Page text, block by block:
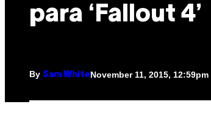
para ‘Fallout 4’
By Sam WhiteNovember 11, 2015, 12:59pm